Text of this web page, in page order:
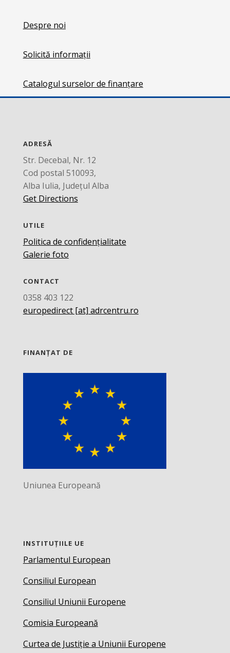
Despre noi
Solicită informații
Catalogul surselor de finanțare
ADRESĂ
Str. Decebal, Nr. 12
Cod postal 510093,
Alba Iulia, Județul Alba
Get Directions
UTILE
Politica de confidențialitate
Galerie foto
CONTACT
0358 403 122
europedirect [at] adrcentru.ro
FINANȚAT DE
Uniunea Europeană
INSTITUȚIILE UE
Parlamentul European
Consiliul European
Consiliul Uniunii Europene
Comisia Europeană
Curtea de Justiție a Uniunii Europene